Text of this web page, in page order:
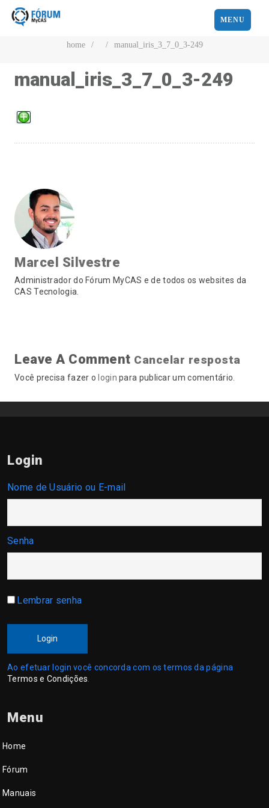
MENU
home / / manual_iris_3_7_0_3-249
manual_iris_3_7_0_3-249
Marcel Silvestre
Administrador do Fórum MyCAS e de todos os websites da
CAS Tecnologia.
Leave A Comment Cancelar resposta
Você precisa fazer o login para publicar um comentário.
Login
Nome de Usuário ou E-mail
Senha
Lembrar senha
Login
Ao efetuar login você concorda com os termos da página
Termos e Condições
Menu
Home
Fórum
Manuais